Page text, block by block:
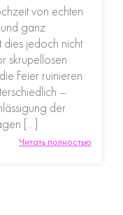
von echten
ganz
dies jedoch nicht
skrupellosen
Feier ruinieren
–
der
[…]
Читать полностью